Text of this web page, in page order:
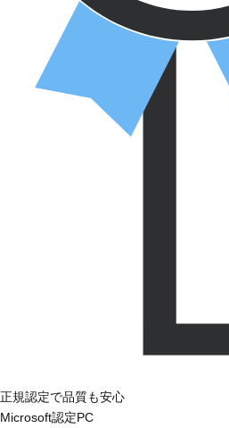
正規認定で品質も安心
Microsoft認定PC